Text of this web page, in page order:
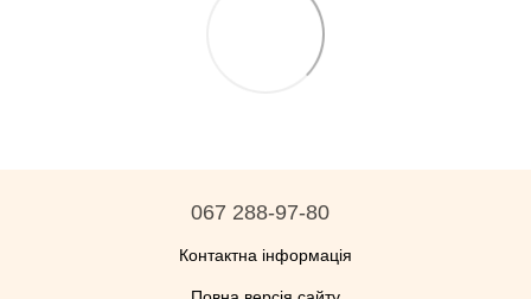
067 288-97-80
Контактна інформація